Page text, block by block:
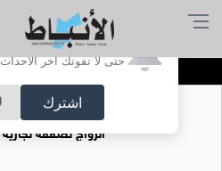
أترغب في
حتى لا تفوتك آخر الأحداث
اشترك
الربع
فتيات يستغللنه
الزواج لصفقة